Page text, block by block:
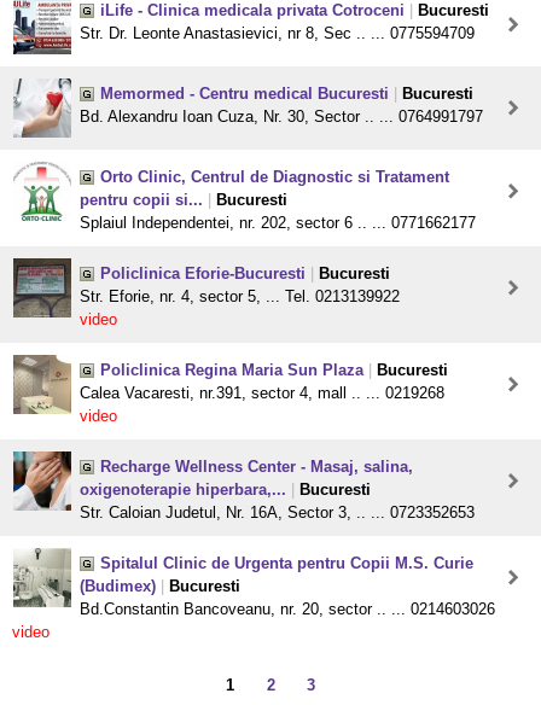
iLife - Clinica medicala privata Cotroceni
Bucuresti
Str. Dr. Leonte Anastasievici, nr 8, Sec .. ... 0775594709
Memormed - Centru medical Bucuresti
Bucuresti
Bd. Alexandru Ioan Cuza, Nr. 30, Sector .. ... 0764991797
Orto Clinic, Centrul de Diagnostic si Tratament
pentru copii si...
Bucuresti
Splaiul Independentei, nr. 202, sector 6 .. ... 0771662177
Policlinica Eforie-Bucuresti
Bucuresti
Str. Eforie, nr. 4, sector 5, ... Tel. 0213139922
video
Policlinica Regina Maria Sun Plaza
Bucuresti
Calea Vacaresti, nr.391, sector 4, mall .. ... 0219268
video
Recharge Wellness Center - Masaj, salina,
oxigenoterapie hiperbara,...
Bucuresti
Str. Caloian Judetul, Nr. 16A, Sector 3, .. ... 0723352653
Spitalul Clinic de Urgenta pentru Copii M.S. Curie
(Budimex)
Bucuresti
Bd.Constantin Bancoveanu, nr. 20, sector .. ... 0214603026
video
1 2 3